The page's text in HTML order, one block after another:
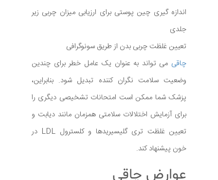
اندازه گیری چین پوستی برای ارزیابی میزان چربی زیر
جلدی
تعیین غلظت چربی بدن از طریق سونوگرافی
چاقی می تواند به عنوان یک عامل خطر برای چندین
وضعیت سلامت نگران کننده تبدیل شود. بنابراین،
پزشک شما ممکن است امتحانات تشخیصی دیگری را
برای آزمایش اختلالات سلامتی همزمان مانند دیابت و
تعیین غلظت تری گلیسیریدها و کلسترول LDL در
خون پیشنهاد کند.
عوارض چاقی